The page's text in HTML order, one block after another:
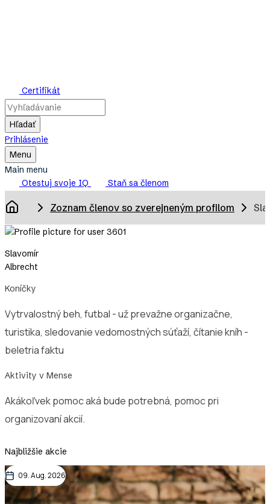
Mensa
Slovensko
Certifikát
Hľadať
Prihlásenie
Toggle
Main
Menu
Menu
Main menu
Otestuj svoje IQ
Staň sa členom
BreadcrumbZoznam členov so zverejneným profilom
Slavomír
Albrecht
Koníčky
Vytrvalostný beh, futbal - už prevažne organizačne,
turistika, sledovanie vedomostných súťaží, čítanie kníh -
beletria faktu
Aktivity v Mense
Akákoľvek pomoc aká bude potrebná, pomoc pri
organizovaní akcií.
Najbližšie akcie
09. Aug. 2026